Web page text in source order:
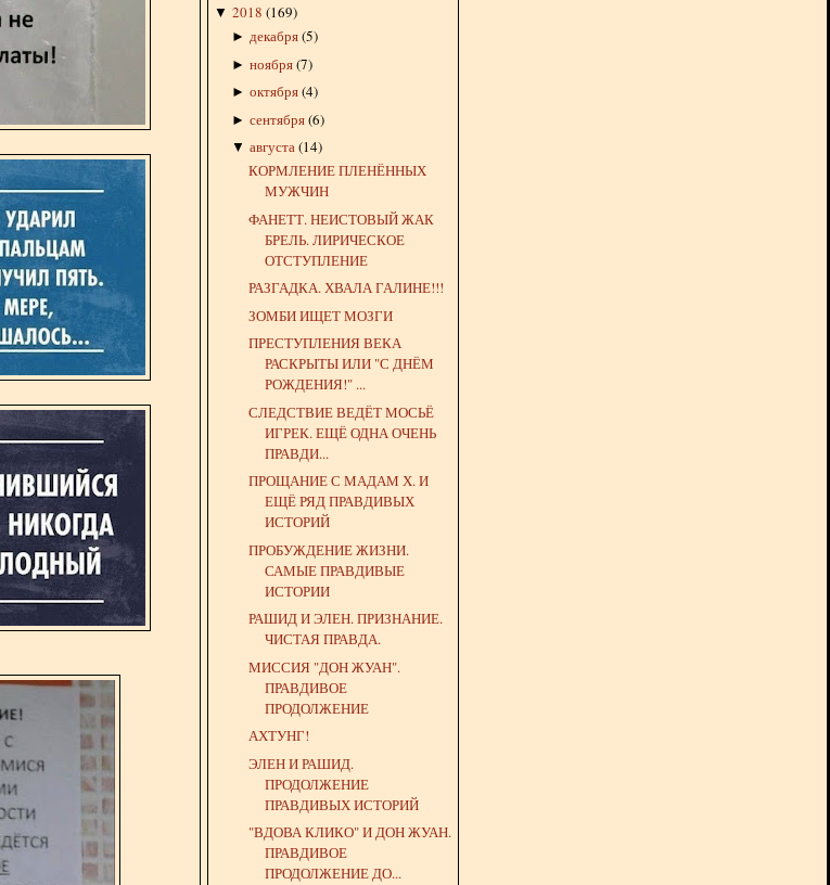
▼ 2018 (169)
► декабря(5)
► ноября(7)
► октября(4)
► сентября(6)
▼ августа(14)
КОРМЛЕНИЕ ПЛЕНЁННЫХ
МУЖЧИН
ФАНЕТТ. НЕИСТОВЫЙ ЖАК
БРЕЛЬ. ЛИРИЧЕСКОЕ
ОТСТУПЛЕНИЕ
РАЗГАДКА. ХВАЛА ГАЛИНЕ!!!
ЗОМБИ ИЩЕТ МОЗГИ
ПРЕСТУПЛЕНИЯ ВЕКА
РАСКРЫТЫ ИЛИ "С ДНЁМ
РОЖДЕНИЯ!" ...
СЛЕДСТВИЕ ВЕДЁТ МОСЬЁ
ИГРЕК. ЕЩЁ ОДНА ОЧЕНЬ
ПРАВДИ...
ПРОЩАНИЕ С МАДАМ Х. И
ЕЩЁ РЯД ПРАВДИВЫХ
ИСТОРИЙ
ПРОБУЖДЕНИЕ ЖИЗНИ.
САМЫЕ ПРАВДИВЫЕ
ИСТОРИИ
РАШИД И ЭЛЕН. ПРИЗНАНИЕ.
ЧИСТАЯ ПРАВДА.
МИССИЯ "ДОН ЖУАН".
ПРАВДИВОЕ
ПРОДОЛЖЕНИЕ
АХТУНГ!
ЭЛЕН И РАШИД.
ПРОДОЛЖЕНИЕ
ПРАВДИВЫХ ИСТОРИЙ
"ВДОВА КЛИКО" И ДОН ЖУАН.
ПРАВДИВОЕ
ПРОДОЛЖЕНИЕ ДО...